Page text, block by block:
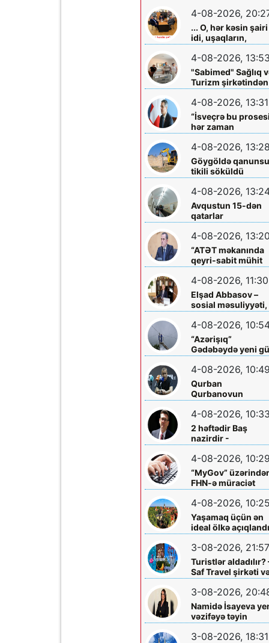
Açıqladı
4-08-2026,
... O, hər kəsin şairi
idi, uşaqların,
gənclərin,
böyüklərin qəlbinə
yol tapan incə
söz sərrafı idi...
4-08-2026, 13:53
"Sabimed" Sağlıq
Turizm şirkətindən
növbəti xeyirxah
addım – Türkiyədə
müalicə alan
körpəyə hərtərəfli
dəstək
4-08-2026, 13:31
“İsveçrə bu prosesi
hər zaman
dəstəkləməyə
hazırdır”
4-08-2026, 13:28
Göygöldə
tikili söküldü
4-08-2026,
Avqustun 15-dən
qatarlar
“Nizami”-“28 May”
arasında
işləməyəcək
4-08-2026, 13:20
“ATƏT məkanında
qeyri-sabit mühit
hökm sürür”
4-08-2026, 11:30
Elşad Abbasov –
sosial məsuliyyəti,
xeyriyyəçiliyi və
dəyərlərə bağlılığı
ilə seçilən nüfuzlu
rəhbər
4-08-2026,
“Azərişıq”
Gədəbəydə yeni
mərkəzləri
quraşdırdı
4-08-2026, 10:49
Qurban
Qurbanovun
mətbuat konfransı
Bakıda olacaq
4-08-2026, 10:33
2 həftədir Baş
nazirdir -
Məzuniyyətə çıxır
4-08-2026, 10:29
“MyGov”
FHN-ə müraciət
etmək olacaq
4-08-2026, 10:25
Yaşamaq üçün ən
ideal ölkə açıqlandı
3-08-2026, 21:57
Turistlər aldadılır?
Saf Travel şirkəti
Nabran turu ilə
ciddi iddialar
araşdırılmalıdır
3-08-2026,
Namidə İsayeva
vəzifəyə təyin
olundu
3-08-2026, 18:31